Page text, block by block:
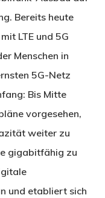
Bereits heute
LTE und 5G
Menschen in
5G-Netz
Bis Mitte
vorgesehen,
weiter zu
gigabitfähig zu
und etabliert sich